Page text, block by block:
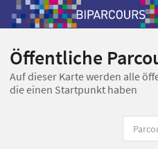
Öffentliche
Auf dieser Karte werden alle
die einen Startpunkt haben